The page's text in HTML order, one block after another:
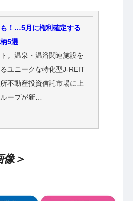
！…5月に権利確定する
5選
。温泉・温浴関連施設を
ユニークな特化型J-REIT
不動産投資信託市場に上
ープが新…
像＞